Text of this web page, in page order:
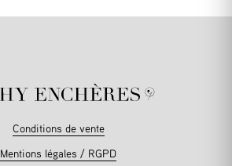
Conditions de vente
Mentions légales / RGPD